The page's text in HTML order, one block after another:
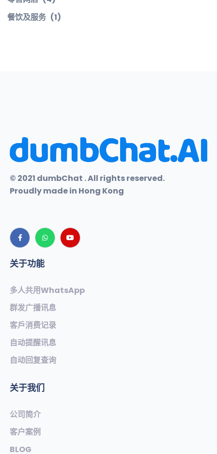
餐饮及服务 (1)
© 2021 dumbChat . All rights reserved.
Proudly made in Hong Kong
关于功能
多人共用WhatsApp
群发广播讯息
客戶消费记录
自动提醒讯息
自动回复查询
关于我们
公司简介
客户案例
BLOG